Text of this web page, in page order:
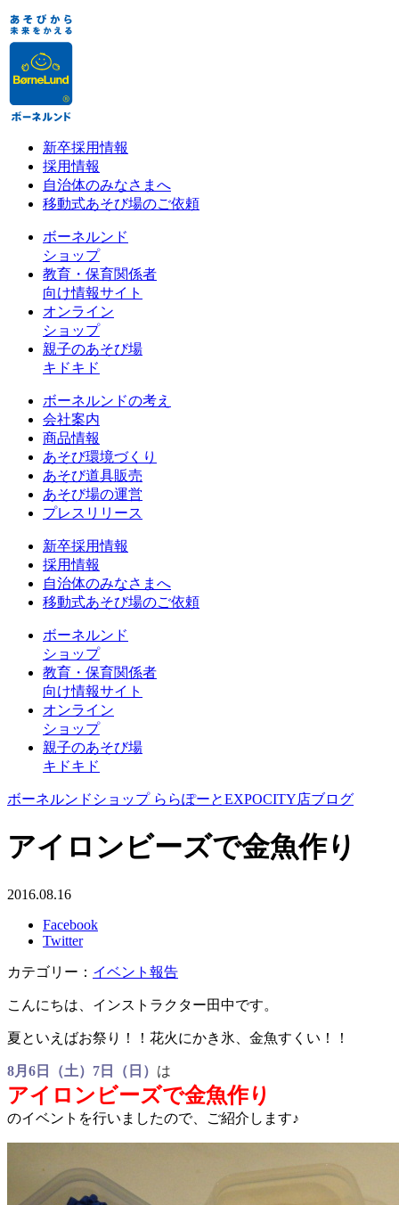
新卒採用情報
採用情報
自治体のみなさまへ
移動式あそび場のご依頼
ボーネルンド
ショップ
教育・保育関係者
向け情報サイト
オンライン
ショップ
親子のあそび場
キドキド
ボーネルンドの考え
会社案内
商品情報
あそび環境づくり
あそび道具販売
あそび場の運営
プレスリリース
新卒採用情報
採用情報
自治体のみなさまへ
移動式あそび場のご依頼
ボーネルンド
ショップ
教育・保育関係者
向け情報サイト
オンライン
ショップ
親子のあそび場
キドキド
ボーネルンドショップ ららぽーとEXPOCITY店ブログ
アイロンビーズで金魚作り
2016.08.16
Facebook
Twitter
カテゴリー： イベント報告
こんにちは、インストラクター田中です。
夏といえばお祭り！！花火にかき氷、金魚すくい！！
8月6日（土）7日（日） は
アイロンビーズで金魚作り
のイベントを行いましたので、ご紹介します♪